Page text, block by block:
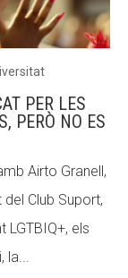
PER LES
PERÒ NO ES
Airto Granell,
Club Suport,
els
la...